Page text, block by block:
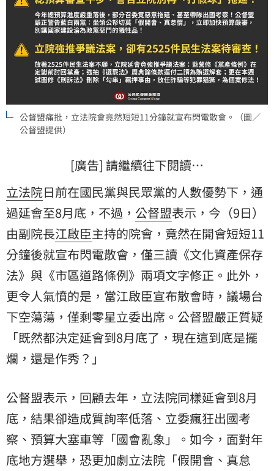
公督盟痛批，立法院會竟然短短11分鐘就宣布閃電散會。（圖／
公督盟提供）
[廣告] 請繼續往下閱讀…
立法院日前在國民黨與民眾黨的人數優勢下，通
過延會至8月底，不過， 公督盟表示，今（9日）
由副院長江啟臣主持的院會，竟然在開會短短11
分鐘後就宣布閃電散會，僅三讀《文化資產保存
法》與《市區道路條例》兩項文字修正。此外，
更令人氣憤的是，當江啟臣宣布散會時，議場台
下空蕩蕩，僅剩零星立委出席。公督盟嚴正質疑
「既然都決定延會到8月底了，現在這到底是擺
爛，還是作秀？」
公督盟表示，回顧去年，立法院同樣延會到8月
底，結果卻造成質詢率低落、立委瘋狂出國考
察、預算大塞車等「國會亂象」。如今，面對年
底地方選舉，恐更加劇立法院「假開會、真怠